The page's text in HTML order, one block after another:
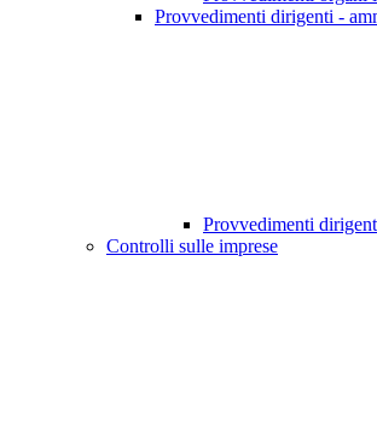
Provvedimenti dirigenti -
Provvedimenti
Controlli sulle imprese